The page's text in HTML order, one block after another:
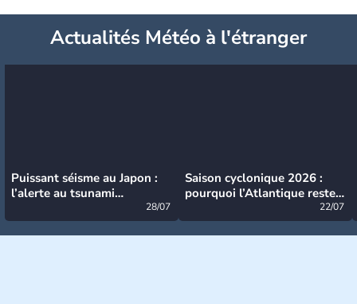
Actualités Météo à l'étranger
Puissant séisme au Japon :
l’alerte au tsunami
28/07
Saison cyclonique 2026 :
pourquoi l’Atlantique reste
22/07